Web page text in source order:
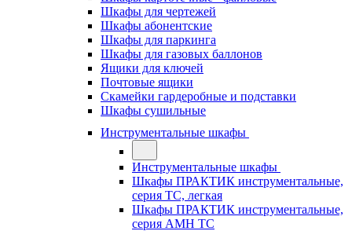
Шкафы для чертежей
Шкафы абонентские
Шкафы для паркинга
Шкафы для газовых баллонов
Ящики для ключей
Почтовые ящики
Скамейки гардеробные и подставки
Шкафы сушильные
Инструментальные шкафы
Инструментальные шкафы
Шкафы ПРАКТИК инструментальные,
серия ТC, легкая
Шкафы ПРАКТИК инструментальные,
серия AMH TC